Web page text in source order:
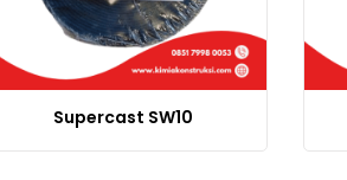
Supercast SW10